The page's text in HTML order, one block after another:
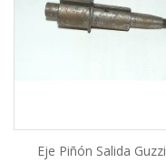
Eje Piñón Salida Guzzi